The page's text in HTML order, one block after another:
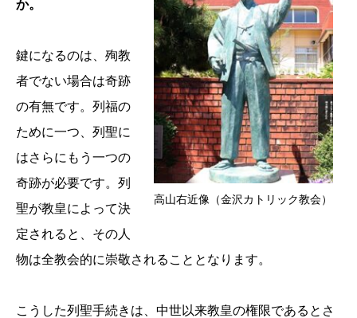
高山右近像（金沢カトリック教会）
か。
鍵になるのは、殉教
者でない場合は奇跡
の有無です。列福の
ために一つ、列聖に
はさらにもう一つの
奇跡が必要です。列
聖が教皇によって決
定されると、その人
物は全教会的に崇敬されることとなります。
こうした列聖手続きは、中世以来教皇の権限であるとさ